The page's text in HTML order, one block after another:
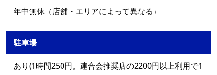
年中無休（店舗・エリアによって異なる）
駐車場
あり(1時間250円。連合会推奨店の2200円以上利用で1